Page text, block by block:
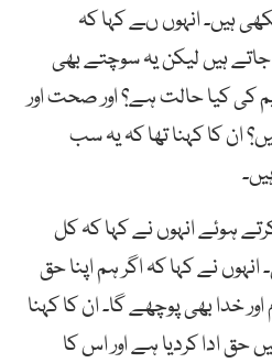
ہیں۔ انہوں ںے کہا کہ
جاتے ہیں لیکن یہ سوچتے بھی
کی کیا حالت ہے؟ اور صحت اور
ان کا کہنا تھا کہ یہ سب
ہوئے انہوں نے کہا کہ کل
نے کہا کہ اگر ہم اپنا حق
اور خدا بھی پوچھے گا۔ ان کا کہنا
حق ادا کردیا ہے اور اس کا